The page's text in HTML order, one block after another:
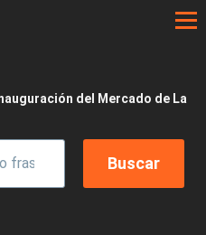
de ayuda a la
del Mercado de La